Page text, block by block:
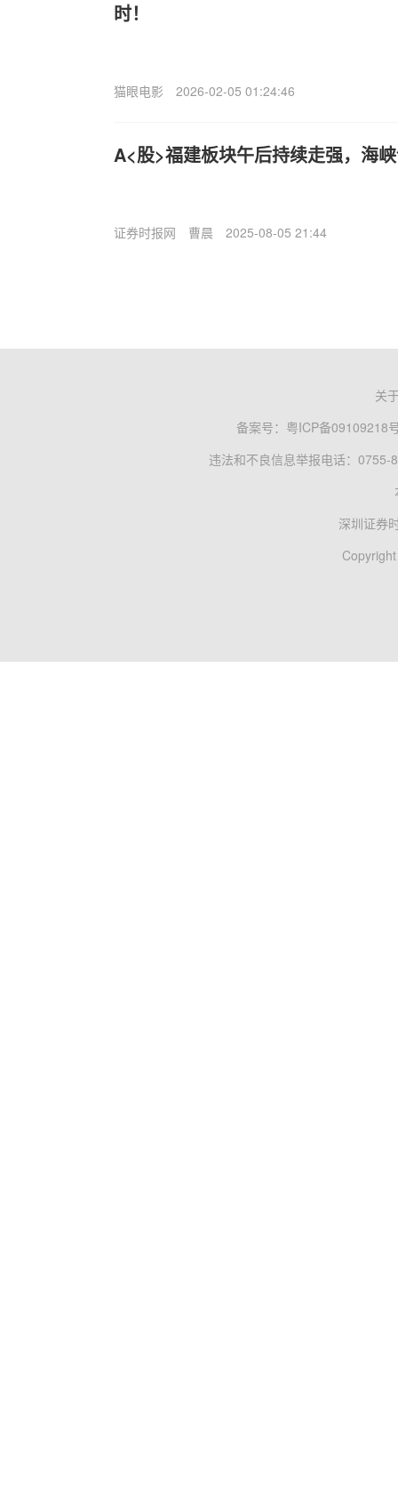
时！
猫眼电影 2026-02-05 01:24:46
A<股>福建板块午后持续走强，海
证券时报网 曹晨 2025-08-05 21:44
关
备案号： 粤ICP备09109218
违法和不良信息举报电话：0755-
深圳证券